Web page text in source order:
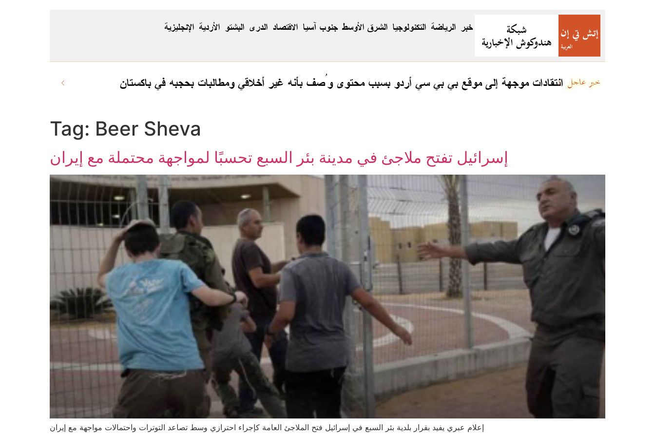
الاقتصاد جنوب آسيا الشرق الأوسط التكنولوجيا الرياضة خبر الإنجليزية الأردية البشتو الدری
انتقادات موجهة إلى موقع بي بي سي أردو بسبب محتوى وُصف بأنه غير أخلاقي ومطالبات بحجبه في باكستان خبر عاجل
Tag: Beer Sheva
إسرائيل تفتح ملاجئ في مدينة بئر السبع تحسبًا لمواجهة محتملة مع إيران
إعلام عبري يفيد بقرار بلدية بئر السبع في إسرائيل فتح الملاجئ العامة كإجراء احترازي وسط تصاعد التوترات واحتمالات مواجهة مع إيران